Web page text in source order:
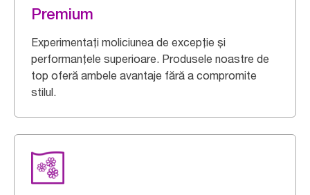
Premium
Experimentați moliciunea de excepție și
performanțele superioare. Produsele noastre de
top oferă ambele avantaje fără a compromite
stilul.